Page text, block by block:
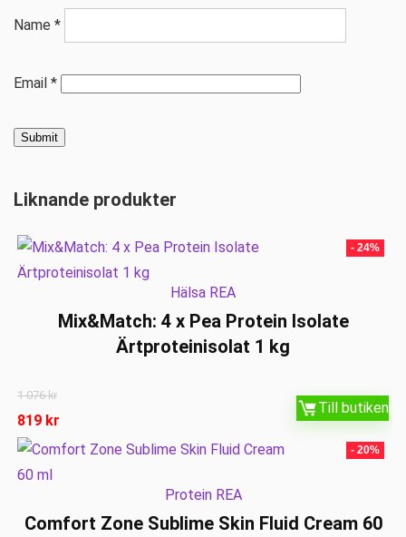
Name *
Email *
Liknande produkter
- 24%
Hälsa REA
Mix&Match: 4 x Pea Protein Isolate
Ärtproteinisolat 1 kg
1 076kr
819 kr
Till butiken
- 20%
Protein REA
Comfort Zone Sublime Skin Fluid Cream 60